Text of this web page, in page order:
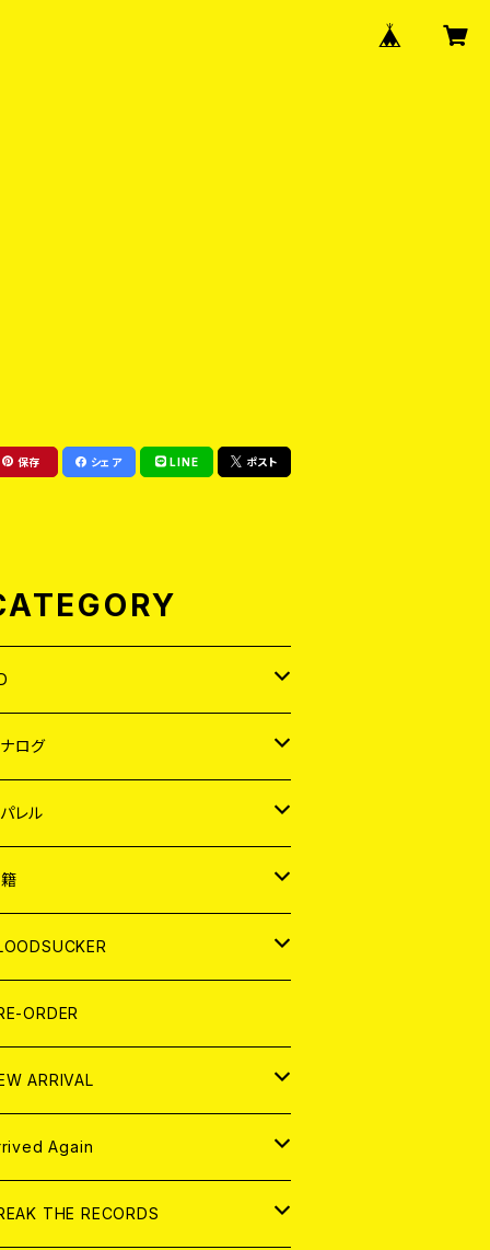
保存 シェア LINE ポスト
ログ
レル
ZINE
集 (PHOTOBOOK)
ログ
レル
ORDER
ARRIVAL
ログ
Again
THE RECORDS